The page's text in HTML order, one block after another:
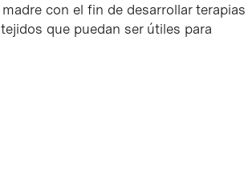
con el fin de desarrollar terapias
que puedan ser útiles para